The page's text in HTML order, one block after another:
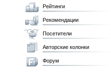
Рейтинги
Рекомендации
Посетители
Авторские колонки
Форум